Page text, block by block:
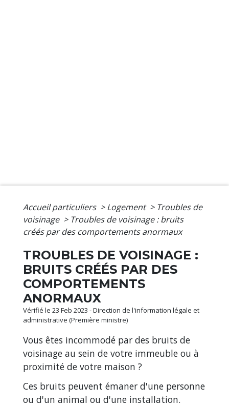
Accueil particuliers > Logement > Troubles de
voisinage > Troubles de voisinage : bruits
créés par des comportements anormaux
TROUBLES DE VOISINAGE :
BRUITS CRÉÉS PAR DES
COMPORTEMENTS
ANORMAUX
Vérifié le 23 Feb 2023 - Direction de l'information légale et
administrative (Première ministre)
Vous êtes incommodé par des bruits de
voisinage au sein de votre immeuble ou à
proximité de votre maison ?
Ces bruits peuvent émaner d'une personne
ou d'un animal ou d'une installation.